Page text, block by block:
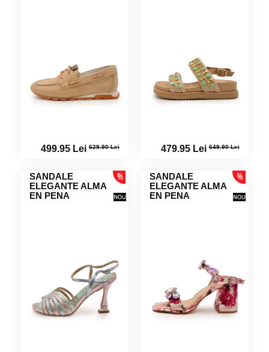
499.95 Lei 629.90 Lei 479.95 Lei649.90 Lei
SANDALE
ELEGANTE ALMA
EN PENA
SANDALE
ELEGANTE ALMA
EN PENA